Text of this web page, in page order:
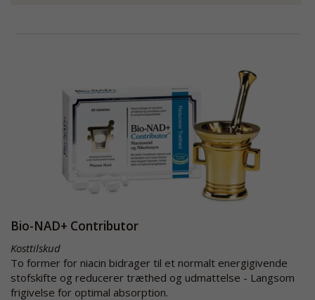
Bio-NAD+ Contributor
Kosttilskud
To former for niacin bidrager til et normalt energigivende
stofskifte og reducerer træthed og udmattelse - Langsom
frigivelse for optimal absorption.